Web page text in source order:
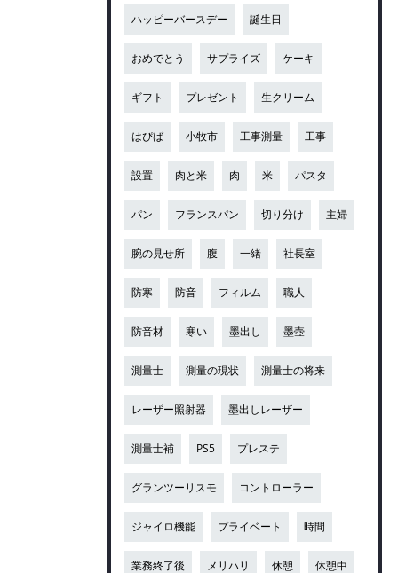
ハッピーバースデー 誕生日
おめでとう サプライズ ケーキ
ギフト プレゼント 生クリーム
はぴば 小牧市 工事測量 工事
設置 肉と米 肉 米 パスタ
パン フランスパン 切り分け 主婦
腕の見せ所 腹 一緒 社長室
防寒 防音 フィルム 職人
防音材 寒い 墨出し 墨壺
測量士 測量の現状 測量士の将来
レーザー照射器 墨出しレーザー
測量士補 PS5 プレステ
グランツーリスモ コントローラー
ジャイロ機能 プライベート 時間
業務終了後 メリハリ 休憩 休憩中